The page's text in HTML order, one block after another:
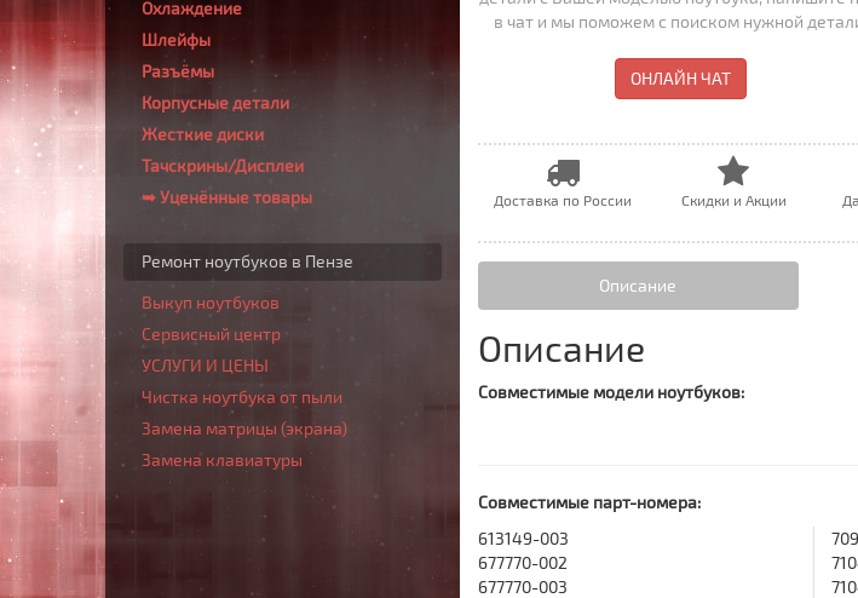
Охлаждение
Шлейфы
Разъёмы
Корпусные детали
Жесткие диски
Тачскрины/Дисплеи
➥ Уценённые товары
Ремонт ноутбуков в Пензе
Выкуп ноутбуков
Сервисный центр
УСЛУГИ И ЦЕНЫ
Чистка ноутбука от пыли
Замена матрицы (экрана)
Замена клавиатуры
в чат и мы поможем с поиском нужной
ОНЛАЙН ЧАТ
Доставка по России Скидки и Акции
Описание
Описание
Совместимые модели ноутбуков:
Совместимые парт-номера:
613149-003
677770-002
677770-003